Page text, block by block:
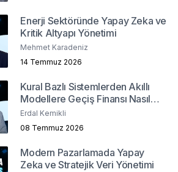
Enerji Sektöründe Yapay Zeka ve
Kritik Altyapı Yönetimi
Mehmet Karadeniz
14 Temmuz 2026
Kural Bazlı Sistemlerden Akıllı
Modellere Geçiş Finansı Nasıl
Değiştirdi?
Erdal Kemikli
08 Temmuz 2026
Modern Pazarlamada Yapay
Zeka ve Stratejik Veri Yönetimi